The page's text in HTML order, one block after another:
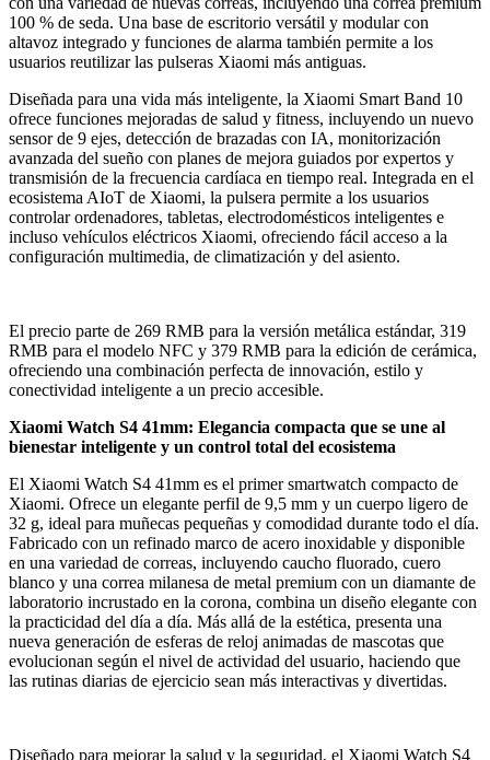
100 % de seda. Una base de escritorio versátil y modular con
altavoz integrado y funciones de alarma también permite a los
usuarios reutilizar las pulseras Xiaomi más antiguas.
Diseñada para una vida más inteligente, la Xiaomi Smart Band 10
ofrece funciones mejoradas de salud y fitness, incluyendo un nuevo
sensor de 9 ejes, detección de brazadas con IA, monitorización
avanzada del sueño con planes de mejora guiados por expertos y
transmisión de la frecuencia cardíaca en tiempo real. Integrada en el
ecosistema AIoT de Xiaomi, la pulsera permite a los usuarios
controlar ordenadores, tabletas, electrodomésticos inteligentes e
incluso vehículos eléctricos Xiaomi, ofreciendo fácil acceso a la
configuración multimedia, de climatización y del asiento.
El precio parte de 269 RMB para la versión metálica estándar, 319
RMB para el modelo NFC y 379 RMB para la edición de cerámica,
ofreciendo una combinación perfecta de innovación, estilo y
conectividad inteligente a un precio accesible.
Xiaomi Watch S4 41mm: Elegancia compacta que se une al
bienestar inteligente y un control total del ecosistema
El Xiaomi Watch S4 41mm es el primer smartwatch compacto de
Xiaomi. Ofrece un elegante perfil de 9,5 mm y un cuerpo ligero de
32 g, ideal para muñecas pequeñas y comodidad durante todo el día.
Fabricado con un refinado marco de acero inoxidable y disponible
en una variedad de correas, incluyendo caucho fluorado, cuero
blanco y una correa milanesa de metal premium con un diamante de
laboratorio incrustado en la corona, combina un diseño elegante con
la practicidad del día a día. Más allá de la estética, presenta una
nueva generación de esferas de reloj animadas de mascotas que
evolucionan según el nivel de actividad del usuario, haciendo que
las rutinas diarias de ejercicio sean más interactivas y divertidas.
Diseñado para mejorar la salud y la seguridad, el Xiaomi Watch S4